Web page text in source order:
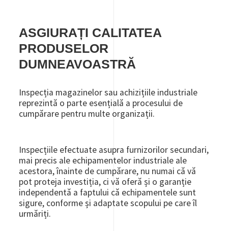
ASGIURAȚI CALITATEA
PRODUSELOR
DUMNEAVOASTRĂ
Inspecția magazinelor sau achizițiile industriale
reprezintă o parte esențială a procesului de
cumpărare pentru multe organizații.
Inspecțiile efectuate asupra furnizorilor secundari,
mai precis ale echipamentelor industriale ale
acestora, înainte de cumpărare, nu numai că vă
pot proteja investiția, ci vă oferă și o garanție
independentă a faptului că echipamentele sunt
sigure, conforme și adaptate scopului pe care îl
urmăriți.